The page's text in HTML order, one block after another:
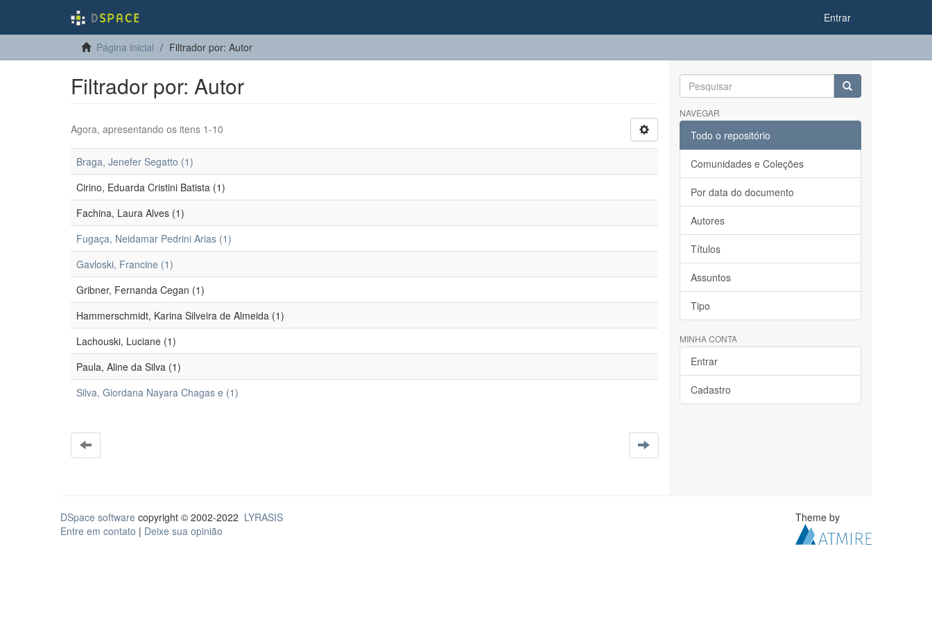
Entrar
Página inicial Filtrador por: Autor
Filtrador por: Autor
Agora, apresentando os itens 1-10
Braga, Jenefer Segatto (1)
Cirino, Eduarda Cristini Batista (1)
Fachina, Laura Alves (1)
Fugaça, Neidamar Pedrini Arias (1)
Gavloski, Francine (1)
Gribner, Fernanda Cegan (1)
Hammerschmidt, Karina Silveira de Almeida (1)
Lachouski, Luciane (1)
Paula, Aline da Silva (1)
Silva, Giordana Nayara Chagas e (1)
NAVEGAR
Todo o repositório
Comunidades e Coleções
Por data do documento
Autores
Títulos
Assuntos
Tipo
MINHA CONTA
Entrar
Cadastro
DSpace software copyright © 2002-2022 LYRASIS
Entre em contato | Deixe sua opinião
Theme by